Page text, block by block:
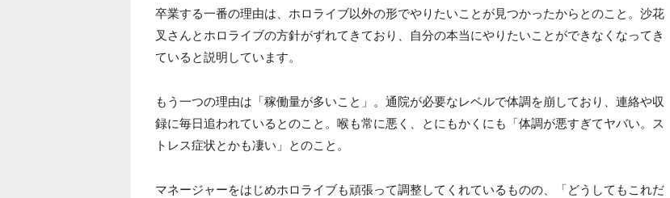
卒業する一番の理由は、ホロライブ以外の形でやりたいことが見つかったからとのこと。沙花
叉さんとホロライブの方針がずれてきており、自分の本当にやりたいことができなくなってき
ていると説明しています。
もう一つの理由は「稼働量が多いこと」。通院が必要なレベルで体調を崩しており、連絡や収
録に毎日追われているとのこと。喉も常に悪く、とにもかくにも「体調が悪すぎてヤバい。ス
トレス症状とかも凄い」とのこと。
マネージャーをはじめホロライブも頑張って調整してくれているものの、「どうしてもこれだ